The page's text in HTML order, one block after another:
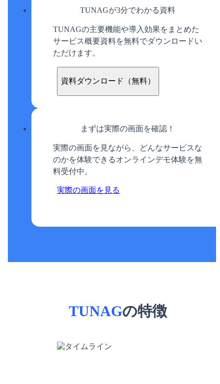
TUNAGが3分でわかる資料
TUNAGの主要機能や導入効果をまとめた
サービス概要資料を無料でダウンロードい
ただけます。
資料ダウンロード（無料）
まずは実際の画面を確認！
実際の画面を見ながら、どんなサービスな
のかを体験できるオンラインデモ体験を無
料受付中。
実際の画面を見る
TUNAGの特徴